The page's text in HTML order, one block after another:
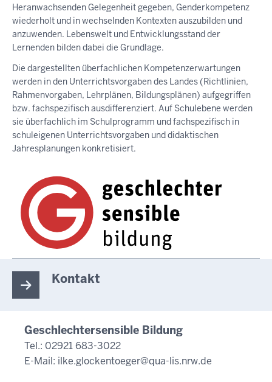
Heranwachsenden Gelegenheit gegeben, Genderkompetenz
wiederholt und in wechselnden Kontexten auszubilden und
anzuwenden. Lebenswelt und Entwicklungsstand der
Lernenden bilden dabei die Grundlage.
Die dargestellten überfachlichen Kompetenzerwartungen
werden in den Unterrichtsvorgaben des Landes (Richtlinien,
Rahmenvorgaben, Lehrplänen, Bildungsplänen) aufgegriffen
bzw. fachspezifisch ausdifferenziert. Auf Schulebene werden
sie überfachlich im Schulprogramm und fachspezifisch in
schuleigenen Unterrichtsvorgaben und didaktischen
Jahresplanungen konkretisiert.
Kontakt
Geschlechtersensible Bildung
Tel.: 02921 683-3022
E-Mail: ilke.glockentoeger@qua-lis.nrw.de